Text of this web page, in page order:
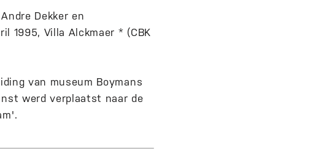
Dekker en
1995, Villa Alckmaer * (CBK
van museum Boymans
werd verplaatst naar de